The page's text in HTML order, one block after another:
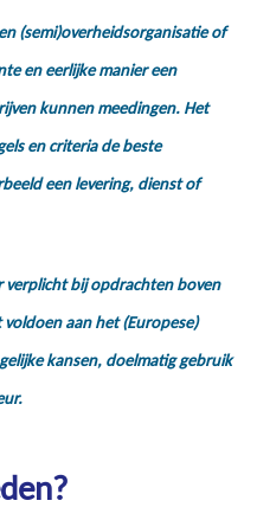
(semi)overheidsorganisatie of
en eerlijke manier een
kunnen meedingen. Het
en criteria de beste
een levering, dienst of
verplicht bij opdrachten boven
aan het (Europese)
kansen, doelmatig gebruik